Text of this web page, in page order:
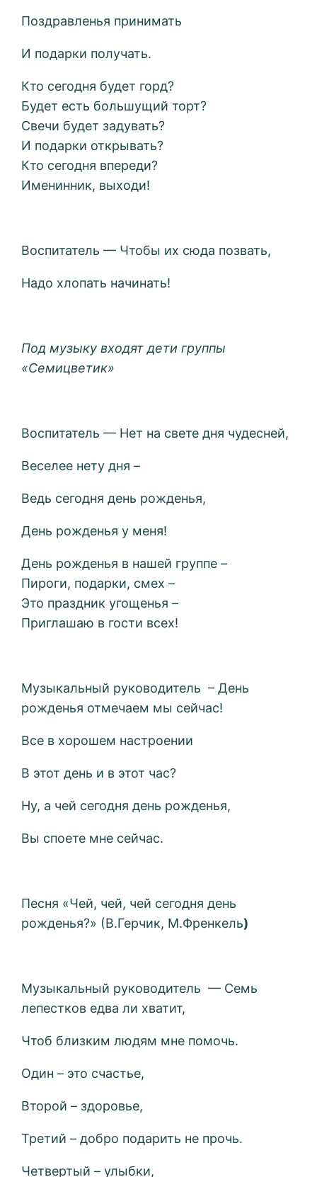
Поздравленья принимать
И подарки получать.
Кто сегодня будет горд?
Будет есть большущий торт?
Свечи будет задувать?
И подарки открывать?
Кто сегодня впереди?
Именинник, выходи!
Воспитатель — Чтобы их сюда позвать,
Надо хлопать начинать!
Под музыку входят дети группы
«Семицветик»
Воспитатель — Нет на свете дня чудесней,
Веселее нету дня –
Ведь сегодня день рожденья,
День рожденья у меня!
День рожденья в нашей группе –
Пироги, подарки, смех –
Это праздник угощенья –
Приглашаю в гости всех!
Музыкальный руководитель – День
рожденья отмечаем мы сейчас!
Все в хорошем настроении
В этот день и в этот час?
Ну, а чей сегодня день рожденья,
Вы споете мне сейчас.
Песня «Чей, чей, чей сегодня день
рожденья?» (В.Герчик, М.Френкель)
Музыкальный руководитель — Семь
лепестков едва ли хватит,
Чтоб близким людям мне помочь.
Один – это счастье,
Второй – здоровье,
Третий – добро подарить не прочь.
Четвертый – улыбки,